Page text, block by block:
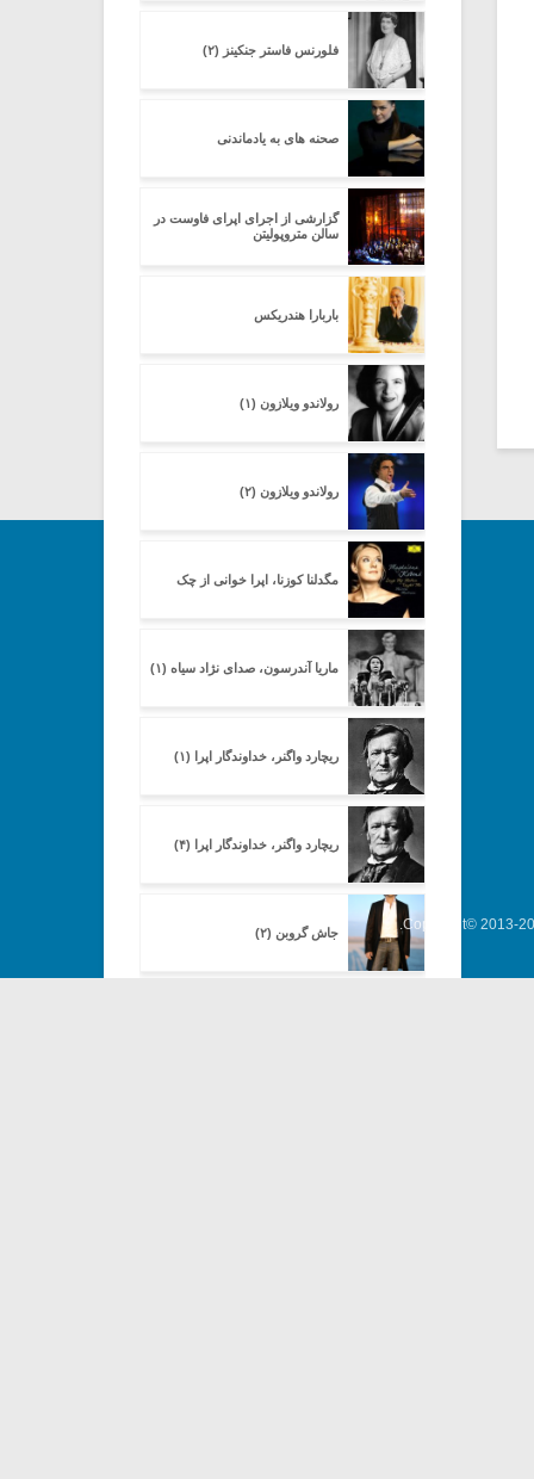
فلورنس فاستر جنکینز (۲)
صحنه هاى به یادماندنى
گزارشى از اجراى اپراى فاوست در
سالن متروپولیتن
باربارا هندریکس
رولاندو ویلازون (۱)
رولاندو ویلازون (۲)
مگدلنا کوزنا، اپرا خوانی از چک
ماریا آندرسون، صدای نژاد سیاه (۱)
ریچارد واگنر، خداوندگار اپرا (۱)
ریچارد واگنر، خداوندگار اپرا (۴)
جاش گروبن (۲) Copyright© 2013-